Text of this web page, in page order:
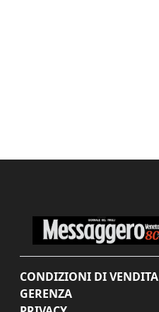
CONDIZIONI DI VENDITA
GERENZA